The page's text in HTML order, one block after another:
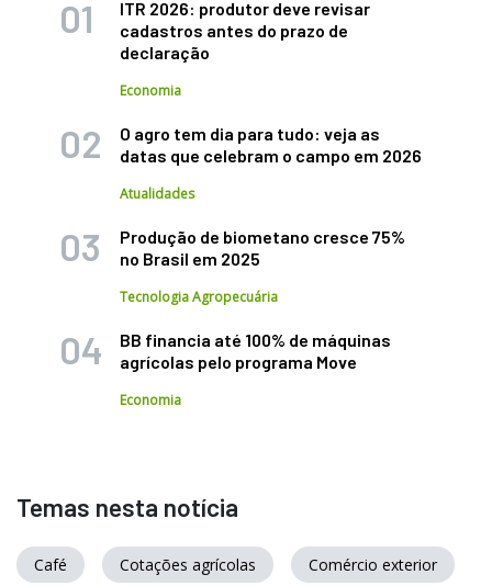
ITR 2026: produtor deve revisar
cadastros antes do prazo de
declaração
Economia
O agro tem dia para tudo: veja as
datas que celebram o campo em 2026
Atualidades
Produção de biometano cresce 75%
no Brasil em 2025
Tecnologia Agropecuária
BB financia até 100% de máquinas
agrícolas pelo programa Move
Economia
Temas nesta notícia
Café Cotações agrícolas Comércio exterior